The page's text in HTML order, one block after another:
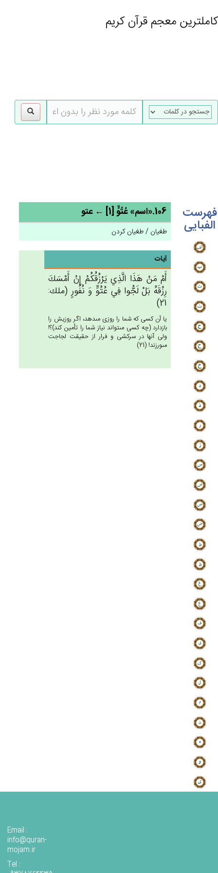
کاملترین معجم قرآن کریم
فهرست
الفبایی
106.«اسم» عُتُوٍّ [1] ← عتو
طغیان / طغیان کردن
آیات
أَمْ مَن‌ْ هَذَا الَّذِي‌ يَرْزُقُكُم‌ْ إِن‌ْ أَمْسَك‌َ
رِزْقَه‌ُ بَلْ‌ لَجُّوا فِي‌ عُتُوٍّ وَ نُفُورٍ (ملك:
21)
يا آن كسى كه شما را روزى مى‏دهد، اگر روزيش را
بازدارد (چه كسى مى‏تواند نياز شما را تأمين كند)؟!
ولى آنها در سركشى و فرار از حقيقت لجاجت
مى‏ورزند! (21)
Email :
info@quran-
mojam.ir
Tel :